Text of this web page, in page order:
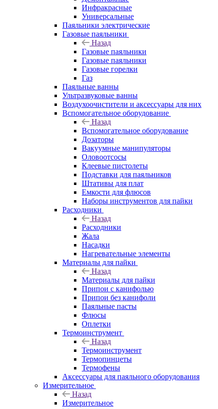
Инфракрасные
Универсальные
Паяльники электрические
Газовые паяльники
Назад
Газовые паяльники
Газовые паяльники
Газовые горелки
Газ
Паяльные ванны
Ультразвуковые ванны
Воздухоочистители и аксессуары для них
Вспомогательное оборудование
Назад
Вспомогательное оборудование
Дозаторы
Вакуумные манипуляторы
Оловоотсосы
Клеевые пистолеты
Подставки для паяльников
Штативы для плат
Емкости для флюсов
Наборы инструментов для пайки
Расходники
Назад
Расходники
Жала
Насадки
Нагревательные элементы
Материалы для пайки
Назад
Материалы для пайки
Припои с канифолью
Припои без канифоли
Паяльные пасты
Флюсы
Оплетки
Термоинструмент
Назад
Термоинструмент
Термопинцеты
Термофены
Аксессуары для паяльного оборудования
Измерительное
Назад
Измерительное